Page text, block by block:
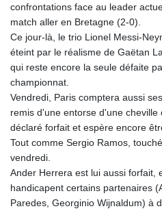
confrontations face au leader
match aller en Bretagne (2-0).
Ce jour-là, le trio Lionel Messi-
éteint par le réalisme de Gaëtan
qui reste encore la seule défaite
championnat.
Vendredi, Paris comptera aussi
remis d'une entorse d'une
déclaré forfait et espère encore
Tout comme Sergio Ramos,
vendredi.
Ander Herrera est lui aussi forfait,
handicapent certains partenaires
Paredes, Georginio Wijnaldum) à